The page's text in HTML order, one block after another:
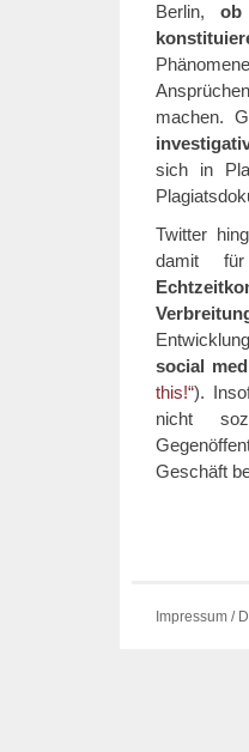
Berlin, ob
machen.
sich in
Twitter
damit
social
this!“).
nicht
Geschäft
Impressum /